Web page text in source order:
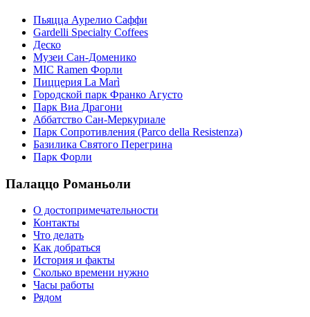
Пьяцца Аурелио Саффи
Gardelli Specialty Coffees
Деско
Музеи Сан-Доменико
MIC Ramen Форли
Пиццерия La Marì
Городской парк Франко Агусто
Парк Виа Драгони
Аббатство Сан-Меркуриале
Парк Сопротивления (Parco della Resistenza)
Базилика Святого Перегрина
Парк Форли
Палаццо Романьоли
О достопримечательности
Контакты
Что делать
Как добраться
История и факты
Сколько времени нужно
Часы работы
Рядом